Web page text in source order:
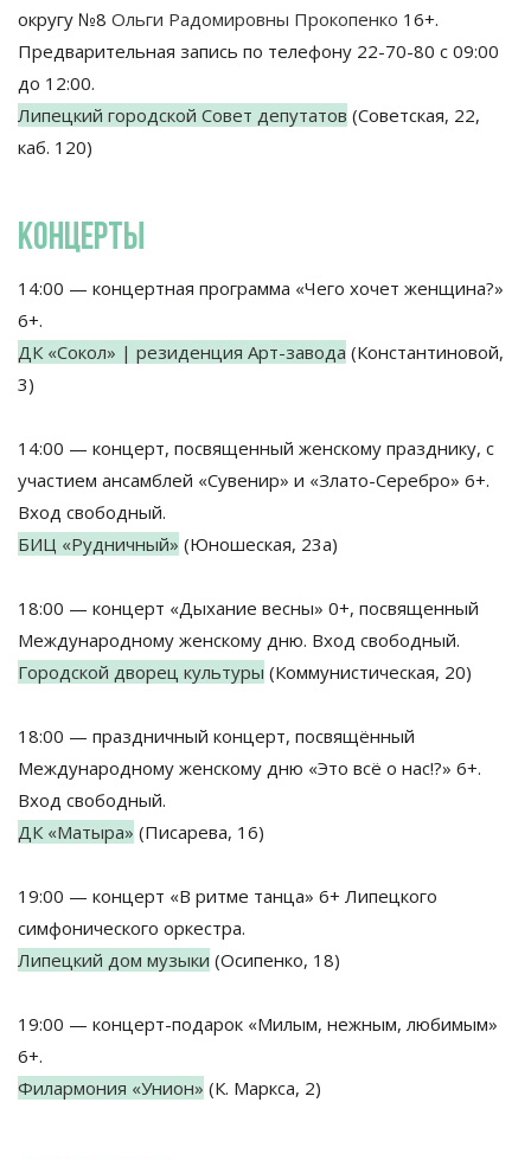
округу №8 Ольги Радомировны Прокопенко 16+.
Предварительная запись по телефону 22-70-80 с 09:00
до 12:00.
Липецкий городской Совет депутатов (Советская, 22,
каб. 120)
КОНЦЕРТЫ
14:00 — концертная программа «Чего хочет женщина?»
6+.
ДК «Сокол» | резиденция Арт-завода (Константиновой,
3)
14:00 — концерт, посвященный женскому празднику, с
участием ансамблей «Сувенир» и «Злато-Серебро» 6+.
Вход свободный.
БИЦ «Рудничный» (Юношеская, 23а)
18:00 — концерт «Дыхание весны» 0+, посвященный
Международному женскому дню. Вход свободный.
Городской дворец культуры (Коммунистическая, 20)
18:00 — праздничный концерт, посвящённый
Международному женскому дню «Это всё о нас!?» 6+.
Вход свободный.
ДК «Матыра» (Писарева, 16)
19:00 — концерт «В ритме танца» 6+ Липецкого
симфонического оркестра.
Липецкий дом музыки (Осипенко, 18)
19:00 — концерт-подарок «Милым, нежным, любимым»
6+.
Филармония «Унион» (К. Маркса, 2)